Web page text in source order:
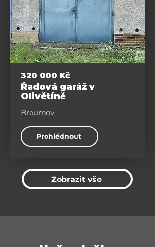
Ostatní
320 000 Kč
Řadová garáž v
Olivětíně
Broumov
Prohlédnout
Zobrazit vše